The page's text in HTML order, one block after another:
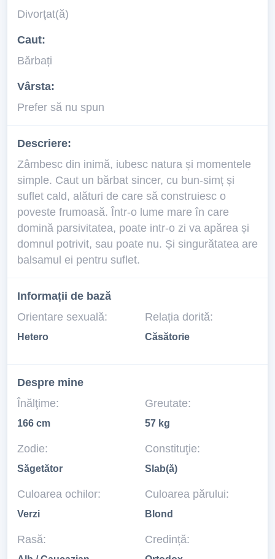
Divorţat(ă)
Caut:
Bărbați
Vârsta:
Prefer să nu spun
Descriere:
Zâmbesc din inimă, iubesc natura și momentele
simple. Caut un bărbat sincer, cu bun-simț și
suflet cald, alături de care să construiesc o
poveste frumoasă. Într-o lume mare în care
domină parsivitatea, poate intr-o zi va apărea și
domnul potrivit, sau poate nu. Și singurătatea are
balsamul ei pentru suflet.
Informații de bază
Orientare sexuală:
Hetero
Relația dorită:
Căsătorie
Despre mine
Înălţime:
166 cm
Greutate:
57 kg
Zodie:
Săgetător
Constituţie:
Slab(ă)
Culoarea ochilor:
Verzi
Culoarea părului:
Blond
Rasă: Credință: